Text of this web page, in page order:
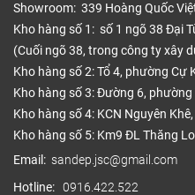
Showroom: 339 Hoàng Quốc
Kho hàng số 1: số 1 ngõ 38 Đại
(Cuối ngõ 38, trong công ty xây
Kho hàng số 2: Tổ 4, phường Cự
Kho hàng số 3: Đường 6,
Kho hàng số 4: KCN Nguyên
Kho hàng số 5: Km9 ĐL Thăng
Email: sandep.jsc@gmail.com
Hotline: 0916.422.522